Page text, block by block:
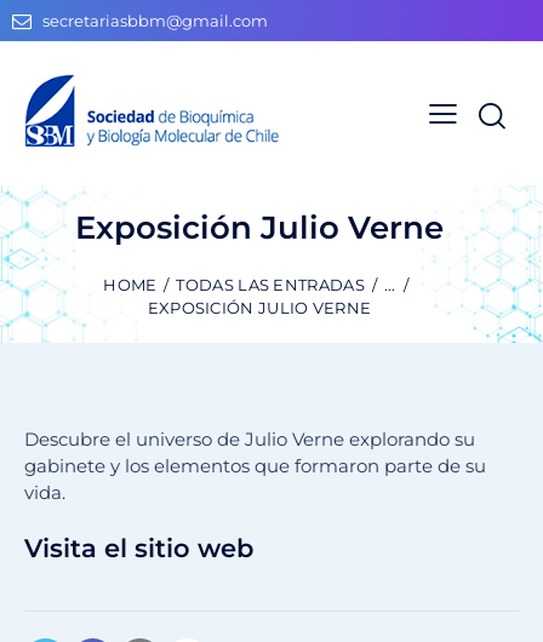
secretariasbbm@gmail.com
Exposición Julio Verne
HOME TODAS LAS ENTRADAS
...
EXPOSICIÓN JULIO VERNE
Descubre el universo de Julio Verne explorando su
gabinete y los elementos que formaron parte de su
vida.
Visita el sitio web